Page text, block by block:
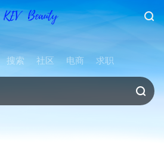
搜索 社区 电商 求职